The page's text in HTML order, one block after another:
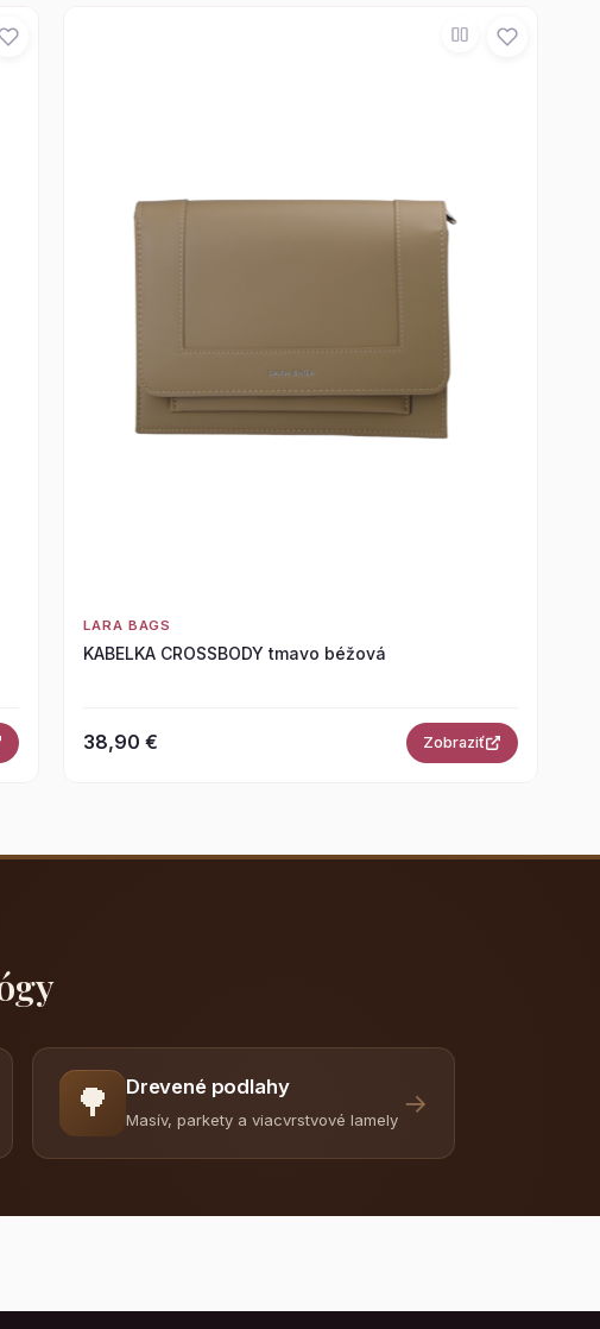
LARA BAGS
KABELKA CROSSBODY tmavo béžová
38,90 € Zobraziť
🌳 Drevené podlahy
Masív, parkety a viacvrstvové lamely
→